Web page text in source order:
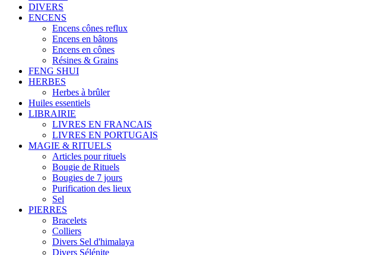
DIVERS
ENCENS
Encens cônes reflux
Encens en bâtons
Encens en cônes
Résines & Grains
FENG SHUI
HERBES
Herbes à brûler
Huiles essentiels
LIBRAIRIE
LIVRES EN FRANCAIS
LIVRES EN PORTUGAIS
MAGIE & RITUELS
Articles pour rituels
Bougie de Rituels
Bougies de 7 jours
Purification des lieux
Sel
PIERRES
Bracelets
Colliers
Divers Sel d'himalaya
Divers Sélénite